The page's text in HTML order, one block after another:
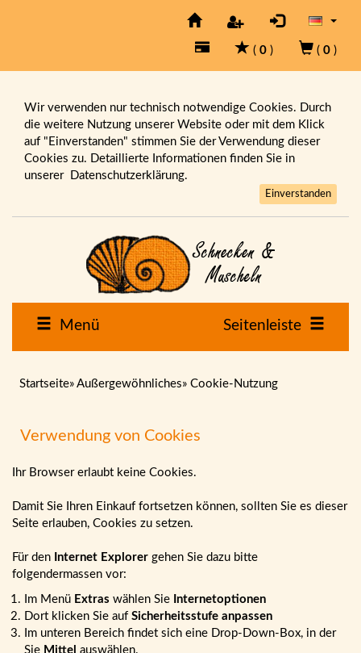
( 0 ) ( 0 )
Wir verwenden nur technisch notwendige Cookies. Durch
die weitere Nutzung unserer Website oder mit dem Klick
auf "Einverstanden" stimmen Sie der Verwendung dieser
Cookies zu. Detaillierte Informationen finden Sie in
unserer Datenschutzerklärung.
Einverstanden
Menü Seitenleiste
Startseite» Außergewöhnliches» Cookie-Nutzung
Verwendung von Cookies
Ihr Browser erlaubt keine Cookies.
Damit Sie Ihren Einkauf fortsetzen können, sollten Sie es dieser
Seite erlauben, Cookies zu setzen.
Für den Internet Explorer gehen Sie dazu bitte
folgendermassen vor:
Im Menü Extras wählen Sie Internetoptionen
Dort klicken Sie auf Sicherheitsstufe anpassen
Im unteren Bereich findet sich eine Drop-Down-Box, in der
Sie Mittel auswählen.